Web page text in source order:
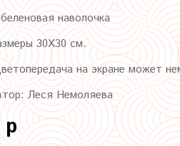
наволочка
30Х30 см.
на экране может
Леся Немоляева